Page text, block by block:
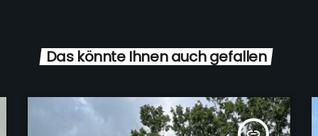
Das könnte Ihnen auch gefallen